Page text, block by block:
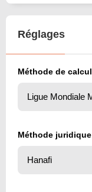
Réglages
Méthode de calcul
Méthode juridique